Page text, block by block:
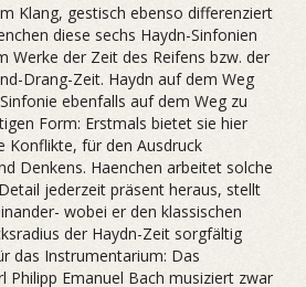
Klang, gestisch ebenso differenziert
diese sechs Haydn-Sinfonien
Werke der Zeit des Reifens bzw. der
Drang-Zeit. Haydn auf dem Weg
ebenfalls auf dem Weg zu
Form: Erstmals bietet sie hier
Konflikte, für den Ausdruck
Denkens. Haenchen arbeitet solche
jederzeit präsent heraus, stellt
wobei er den klassischen
der Haydn-Zeit sorgfältig
das Instrumentarium: Das
Philipp Emanuel Bach musiziert zwar